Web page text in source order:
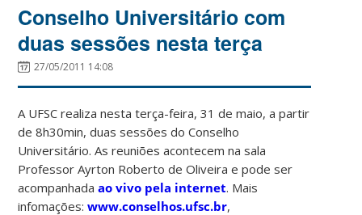
Conselho Universitário com
duas sessões nesta terça
27/05/2011 14:08
A UFSC realiza nesta terça-feira, 31 de maio, a partir
de 8h30min, duas sessões do Conselho
Universitário. As reuniões acontecem na sala
Professor Ayrton Roberto de Oliveira e pode ser
acompanhadaao vivo pela internet. Mais
infomações:www.conselhos.ufsc.br,